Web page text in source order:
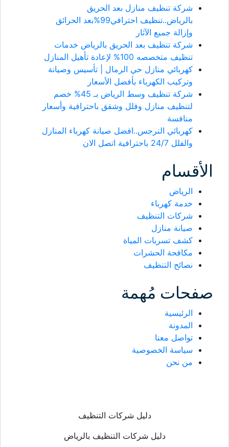
شركة تنظيف منازل بعد الحريق
بالرياض..تنظيف احترافي99%بعد الحرائق
وإزالة جميع الآثار
شركة تنظيف بعد الحريق بالرياض خدمات
تنظيف متخصصه 100% لإعادة تأهيل المنازل
كهربائي منازل حي الرمال | تأسيس وصيانة
وتركيب الكهرباء بأفضل الأسعار
شركة تنظيف وسط الرياض بـ 45% خصم
لتنظيف منازل وفلل وشقق باحترافية وأسعار
منافسة
كهربائي النرجس..افضل صيانة كهرباء المنازل
والفلل 24/7 باحترافية اتصل الان
الأقسام
الرياض
خدمة كهرباء
شركات التنظيف
صيانة منازل
كشف تسربات المياة
مكافحة الحشرات
نصائح التنظيف
صفحات مُهمة
الرئيسية
المدونة
تواصل معنا
سياسة الخصوصية
من نحن
دليل شركات التنظيف
دليل شركات التنظيف بالرياض